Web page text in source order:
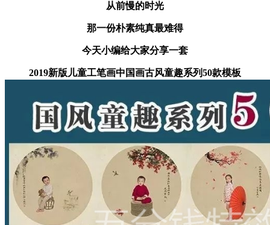
从前慢的时光
那一份朴素纯真最难得
今天小编给大家分享一套
2019新版儿童工笔画中国画古风童趣系列50款模板